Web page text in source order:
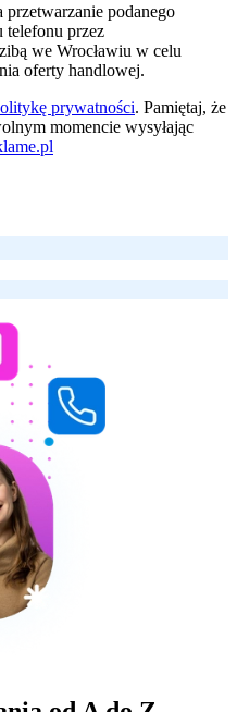
przetwarzanie podanego
telefonu przez
we Wrocławiu w celu
oferty handlowej.
prywatności. Pamiętaj, że
momencie wysyłając